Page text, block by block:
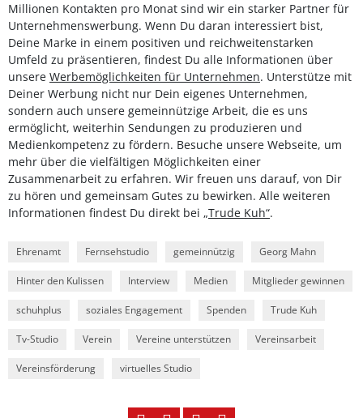
Millionen Kontakten pro Monat sind wir ein starker Partner für
Unternehmenswerbung. Wenn Du daran interessiert bist,
Deine Marke in einem positiven und reichweitenstarken
Umfeld zu präsentieren, findest Du alle Informationen über
unsere Werbemöglichkeiten für Unternehmen. Unterstütze mit
Deiner Werbung nicht nur Dein eigenes Unternehmen,
sondern auch unsere gemeinnützige Arbeit, die es uns
ermöglicht, weiterhin Sendungen zu produzieren und
Medienkompetenz zu fördern. Besuche unsere Webseite, um
mehr über die vielfältigen Möglichkeiten einer
Zusammenarbeit zu erfahren. Wir freuen uns darauf, von Dir
zu hören und gemeinsam Gutes zu bewirken. Alle weiteren
Informationen findest Du direkt bei „Trude Kuh“.
Ehrenamt Fernsehstudio gemeinnützig Georg Mahn
Hinter den Kulissen Interview Medien Mitglieder gewinnen
schuhplus soziales Engagement Spenden Trude Kuh
Tv-Studio Verein Vereine unterstützen Vereinsarbeit
Vereinsförderung virtuelles Studio